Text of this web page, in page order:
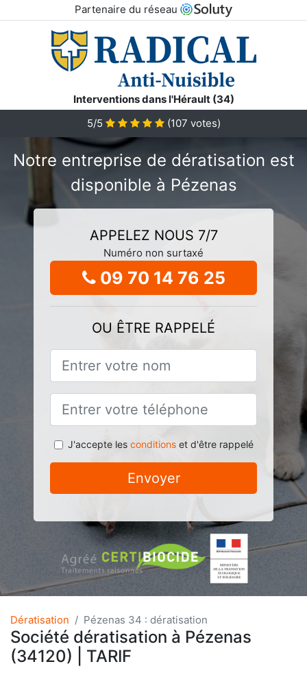
Partenaire du réseau
Interventions dans l'Hérault (34)
5/5
(107 votes)
Notre entreprise de dératisation est
disponible à Pézenas
APPELEZ NOUS 7/7
Numéro non surtaxé
09 70 14 76 25
OU ÊTRE RAPPELÉ
J'accepte les conditionset d'être rappelé
Envoyer
Dératisation Pézenas 34 : dératisation
Société dératisation à Pézenas
(34120) | TARIF